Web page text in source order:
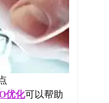
优化可以帮助